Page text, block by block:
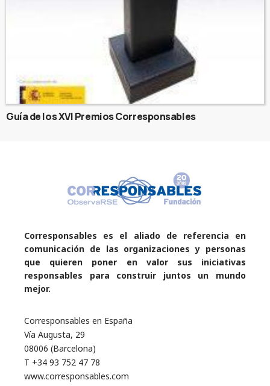
Guía de los XVI Premios Corresponsables
Corresponsables es el aliado de referencia en
comunicación de las organizaciones y personas
que quieren poner en valor sus iniciativas
responsables para construir juntos un mundo
mejor.
Corresponsables en España
Vía Augusta, 29
08006 (Barcelona)
T +34 93 752 47 78
www.corresponsables.com